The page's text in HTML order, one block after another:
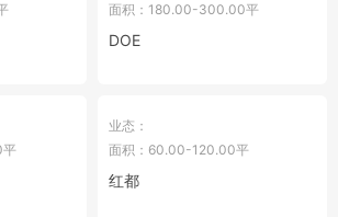
面积：180.00-300.00平
DOE
业态：
面积：60.00-120.00平
红都